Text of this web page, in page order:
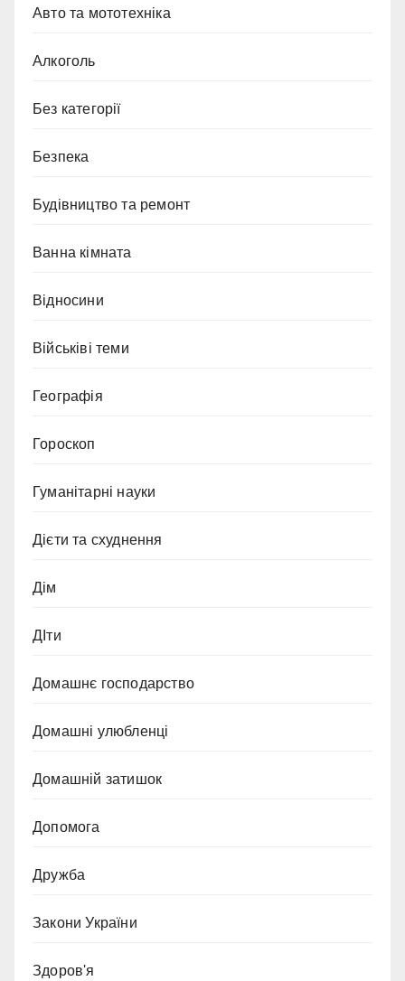
Авто та мототехніка
Алкоголь
Без категорії
Безпека
Будівництво та ремонт
Ванна кімната
Відносини
Військіві теми
Географія
Гороскоп
Гуманітарні науки
Дієти та схуднення
Дім
ДІти
Домашнє господарство
Домашні улюбленці
Домашній затишок
Допомога
Дружба
Закони України
Здоров'я